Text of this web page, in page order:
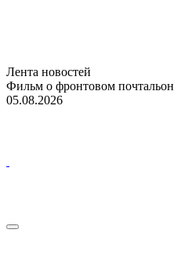
Лента новостей
Фильм о фронтовом
05.08.2026